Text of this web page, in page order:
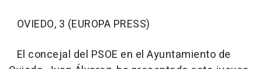
OVIEDO, 3 (EUROPA PRESS)
El concejal del PSOE en el Ayuntamiento de